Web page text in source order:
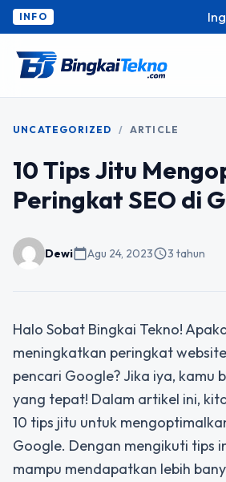
INFO
UNCATEGORIZED / ARTICLE
10 Tips Jitu
Peringkat SEO di
Dewicalendar_todayAgu 24, 2023schedule3 tahun
Halo Sobat Bingkai Tekno!
meningkatkan peringkat
pencari Google? Jika iya, kamu
yang tepat! Dalam artikel ini,
10 tips jitu untuk
Google. Dengan mengikuti tips
mampu mendapatkan lebih